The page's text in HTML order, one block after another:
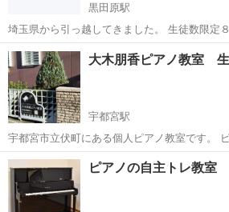
黒田原駅
埼玉県から引っ越してきました。 生徒数限定８名までで、ピアノ、ソ
ルフェージュを教えたいので募集しています。 詳細はホームページ
ご覧ください。 住所については、問い合わせ
します。 ...
栃木 那須郡 黒田原駅 ピアノ
大木朋香ピアノ教室
宇都宮駅
宇都宮市立伏町にある個人ピアノ教室です。
ら感じられるよう技術・知識を、身に付ける
きます。 初心者のお子様から大人の方まで、
せて丁寧にご指導いたします♪...
栃木 宇都宮市 宇都宮駅 ピアノ
ピアノの自主トレ教室